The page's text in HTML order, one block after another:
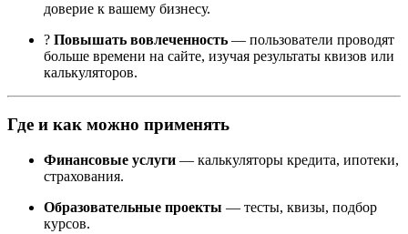
доверие к вашему бизнесу.
? Повышать вовлеченность — пользователи проводят
больше времени на сайте, изучая результаты квизов или
калькуляторов.
Где и как можно применять
Финансовые услуги — калькуляторы кредита, ипотеки,
страхования.
Образовательные проекты — тесты, квизы, подбор
курсов.